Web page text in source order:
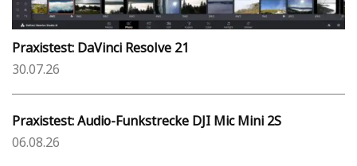
Praxistest: DaVinci Resolve 21
30.07.26
Praxistest: Audio-Funkstrecke DJI Mic Mini 2S
06.08.26